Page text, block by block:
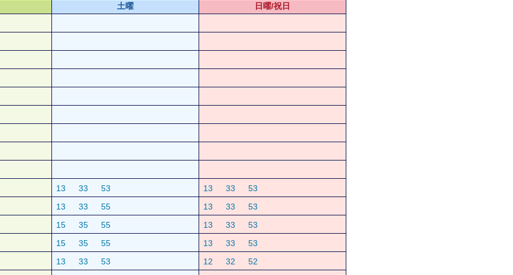
土曜
日曜/祝日
13 33 53 13 33
53
13 33 55 13 33
53
15 35 55 13 33
53
15 35 55 13 33
53
13 33 53 12 32
52